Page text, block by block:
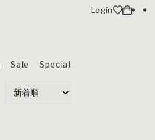
Login
Sale Special